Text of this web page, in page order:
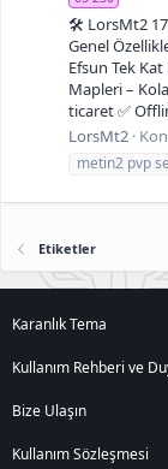
🛠 LorsMt2 17
Genel
Efsun Tek
Mapleri –
ticaret ✅
LorsMt2
metin2 pvp
Etiketler
Karanlık Tema
Kullanım Rehberi ve
Bize Ulaşın
Kullanım Sözleşmesi